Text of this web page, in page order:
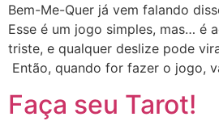
Bem-Me-Quer já vem falando
Esse é um jogo simples, mas… é
triste, e qualquer deslize pode
Então, quando for fazer o jogo,
Faça seu Tarot!